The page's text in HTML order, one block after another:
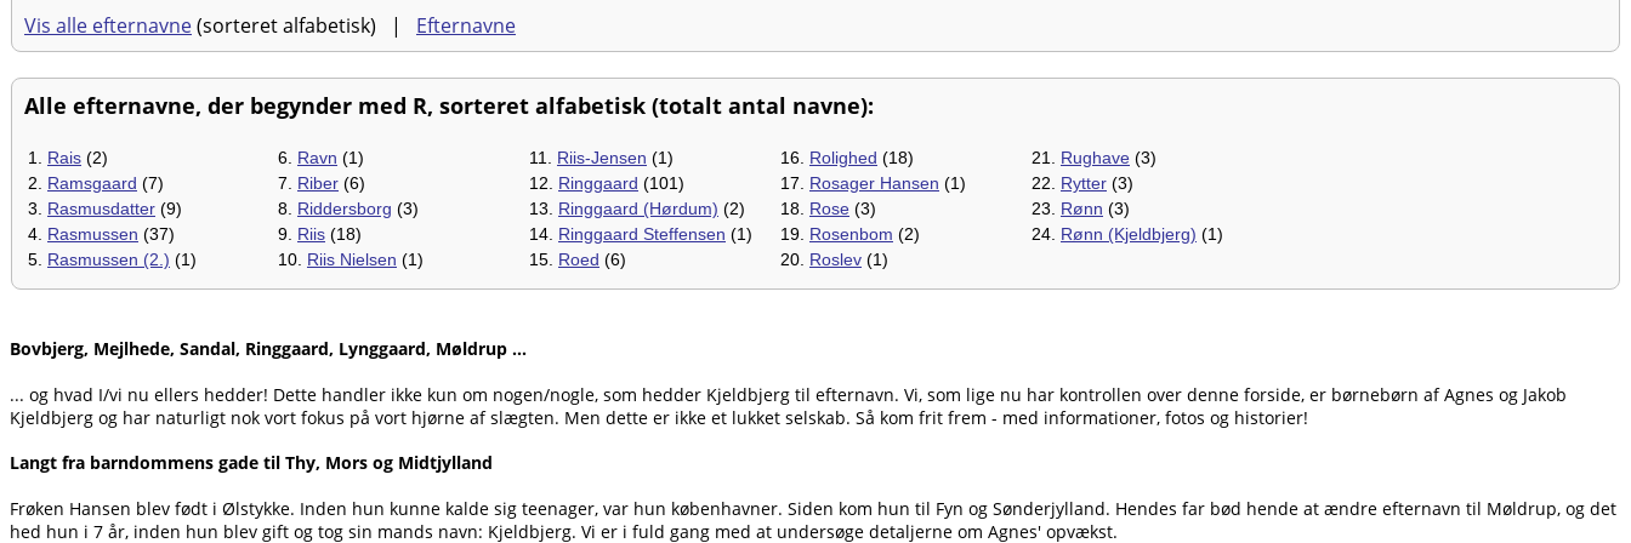
Vis alle efternavne(sorteret alfabetisk) | Efternavne
Alle efternavne, der begynder med R, sorteret alfabetisk (totalt antal navne):
1. Rais (2)
2. Ramsgaard (7)
3. Rasmusdatter (9)
4. Rasmussen (37)
5. Rasmussen (2.) (1)
6. Ravn (1)
7. Riber (6)
8. Riddersborg (3)
9. Riis (18)
10. Riis Nielsen (1)
11. Riis-Jensen (1)
12. Ringgaard (101)
13. Ringgaard (Hørdum) (2)
14. Ringgaard Steffensen (1)
15. Roed (6)
16. Rolighed (18)
17. Rosager Hansen (1)
18. Rose (3)
19. Rosenbom (2)
20. Roslev (1)
21. Rughave (3)
22. Rytter (3)
23. Rønn (3)
24. Rønn (Kjeldbjerg) (1)
Bovbjerg, Mejlhede, Sandal, Ringgaard, Lynggaard, Møldrup ...
... og hvad I/vi nu ellers hedder! Dette handler ikke kun om nogen/nogle, som hedder Kjeldbjerg til efternavn. Vi, som lige nu har kontrollen over denne forside, er børnebørn af Agnes og Jakob
Kjeldbjerg og har naturligt nok vort fokus på vort hjørne af slægten. Men dette er ikke et lukket selskab. Så kom frit frem - med informationer, fotos og historier!
Langt fra barndommens gade til Thy, Mors og Midtjylland
Frøken Hansen blev født i Ølstykke. Inden hun kunne kalde sig teenager, var hun københavner. Siden kom hun til Fyn og Sønderjylland. Hendes far bød hende at ændre efternavn til Møldrup, og det
hed hun i 7 år, inden hun blev gift og tog sin mands navn: Kjeldbjerg. Vi er i fuld gang med at undersøge detaljerne om Agnes' opvækst.